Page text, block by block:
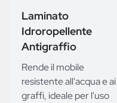
Laminato
Idroropellente
Antigraffio
Rende il mobile
resistente all'acqua e ai
graffi, ideale per l'uso